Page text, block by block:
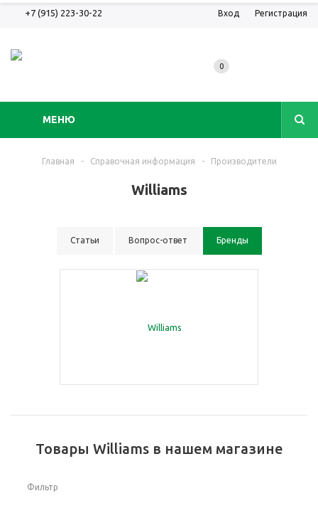
+7 (915) 223-30-22 Вход Регистрация
МЕНЮ
0
Главная - Справочная информация - Производители
Williams
Статьи Вопрос-ответ Бренды
Товары Williams в нашем магазине
Фильтр